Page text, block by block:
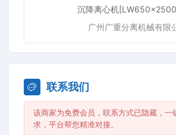
沉降离心机
广州广重分离机械有限
联系我们
该商家为免费会员，联系方式已隐藏，一
求，平台帮您精准对接。